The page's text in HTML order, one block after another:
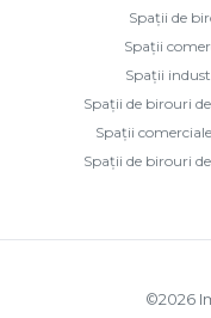
Spații de
Spații
Spații
Spații de birouri
Spații
Spații de birouri
©2026